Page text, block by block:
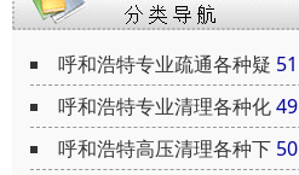
呼和浩特专业疏通各种疑 51
呼和浩特专业清理各种化49
呼和浩特高压清理各种下 50